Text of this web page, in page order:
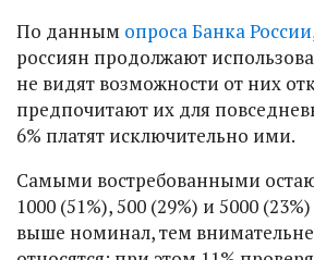
По данным опроса Банка России
россиян продолжают
не видят возможности от них
предпочитают их для
6% платят исключительно ими.
Самыми востребованными
1000 (51%), 500 (29%) и 5000
выше номинал, тем